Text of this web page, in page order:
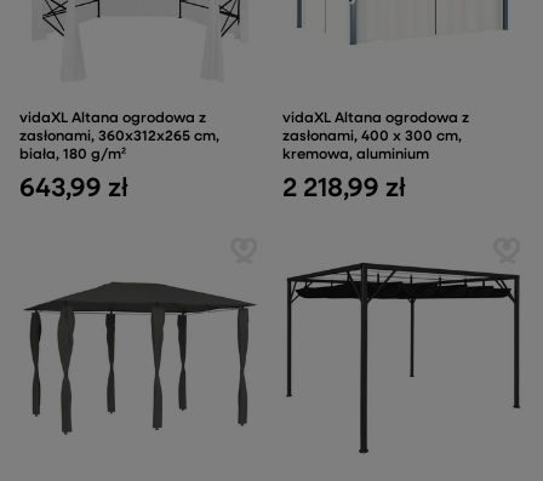
vidaXL Altana ogrodowa z
zasłonami, 360x312x265 cm,
biała, 180 g/m²
643,99 zł
vidaXL Altana ogrodowa z
zasłonami, 400 x 300 cm,
kremowa, aluminium
2 218,99 zł